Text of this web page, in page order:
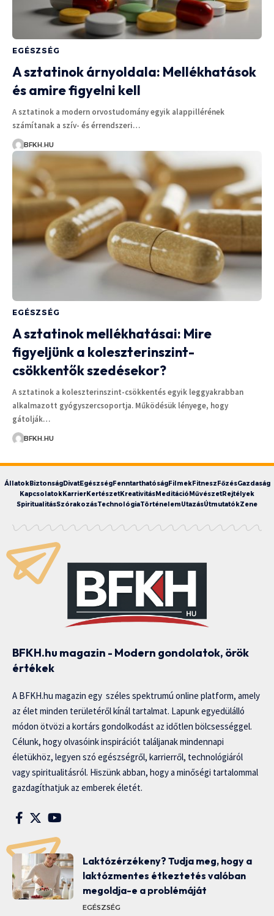
EGÉSZSÉG
A sztatinok árnyoldala: Mellékhatások
és amire figyelni kell
A sztatinok a modern orvostudomány egyik alappillérének
számítanak a szív- és érrendszeri…
BFKH.HU
EGÉSZSÉG
A sztatinok mellékhatásai: Mire
figyeljünk a koleszterinszint-
csökkentők szedésekor?
A sztatinok a koleszterinszint-csökkentés egyik leggyakrabban
alkalmazott gyógyszercsoportja. Működésük lényege, hogy
gátolják…
BFKH.HU
ÁllatokBiztonságDivatEgészségFenntarthatóságFilmekFitneszFőzésGazdaság
KapcsolatokKarrierKertészetKreativitásMeditációMűvészetRejtélyek
SpiritualitásSzórakozásTechnológiaTörténelemUtazásÚtmutatókZene
BFKH.hu magazin - Modern gondolatok, örök
értékek
A BFKH.hu magazin egy széles spektrumú online platform, amely
az élet minden területéről kínál tartalmat. Lapunk egyedülálló
módon ötvözi a kortárs gondolkodást az időtlen bölcsességgel.
Célunk, hogy olvasóink inspirációt találjanak mindennapi
életükhöz, legyen szó egészségről, karrierről, technológiáról
vagy spiritualitásról. Hiszünk abban, hogy a minőségi tartalommal
gazdagíthatjuk az emberek életét.
Laktózérzékeny? Tudja meg, hogy a
laktózmentes étkeztetés valóban
megoldja-e a problémáját
EGÉSZSÉG